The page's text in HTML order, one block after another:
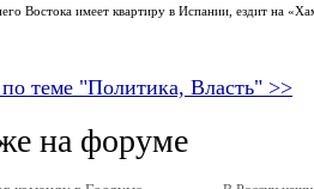
Востока имеет квартиру в Испании, ездит на
теме "Политика, Власть" >>
на форуме